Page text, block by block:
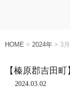
HOME > 2024年 > 3月
【榛原郡吉田
2024.03.02